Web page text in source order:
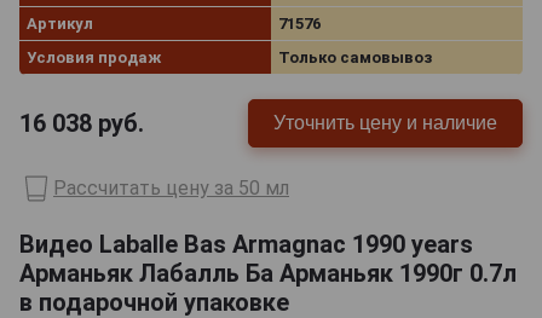
Артикул
71576
Условия продаж
Только самовывоз
16 038 руб. Уточнить цену и наличие
Рассчитать цену за 50 мл
Видео Laballe Bas Armagnac 1990 years
Арманьяк Лабалль Ба Арманьяк 1990г 0.7л
в подарочной упаковке